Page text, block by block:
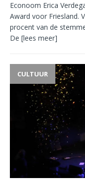
Econoom Erica
Award voor Friesland.
procent van de
De [lees meer]
CULTUUR